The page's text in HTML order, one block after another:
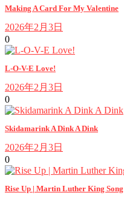
Making A Card For My Valentine
2026年2月3日
0
L-O-V-E Love!
2026年2月3日
0
Skidamarink A Dink A Dink
2026年2月3日
0
Rise Up | Martin Luther King Song